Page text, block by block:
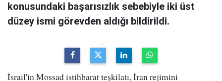
konusundaki başarısızlık sebebiyle iki üst
düzey ismi görevden aldığı bildirildi.
İsrail'in Mossad istihbarat teşkilatı, İran rejimini